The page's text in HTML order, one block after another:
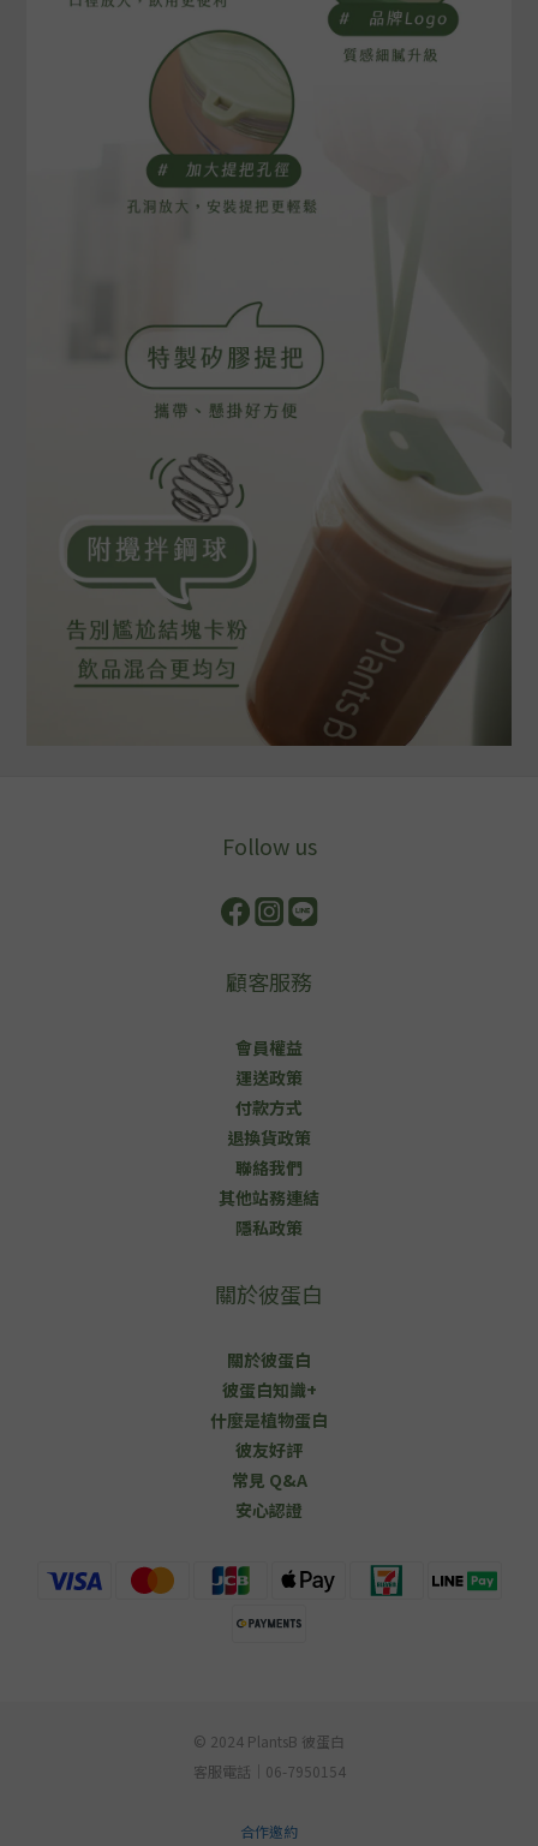
Follow us
顧客服務
會員權益
運送政策
付款方式
退換貨政策
聯絡我們
其他站務連結
隱私政策
關於彼蛋白
關於彼蛋白
彼蛋白知識+
什麼是植物蛋白
彼友好評
常見 Q&A
安心認證
© 2024 PlantsB 彼蛋白
客服電話｜06-7950154
合作邀約